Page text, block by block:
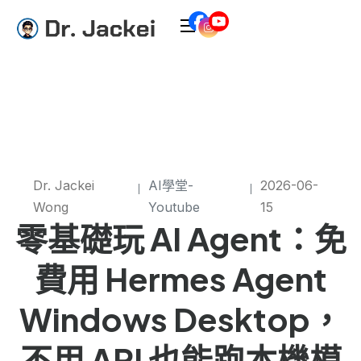
Dr. Jackei
Wong
AI學堂-
Youtube
2026-06-
15
零基礎玩 AI Agent：免
費用 Hermes Agent
Windows Desktop，